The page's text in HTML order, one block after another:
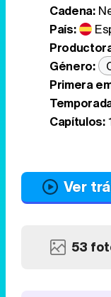
Cadena:
País:
Género:
Primera
Capítulos:
Ver
53